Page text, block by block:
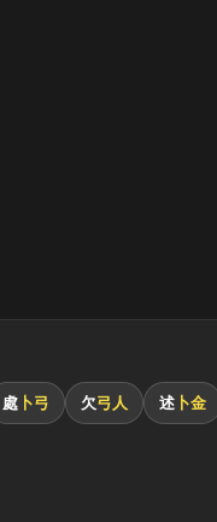
處 卜弓 欠弓人 述 卜金